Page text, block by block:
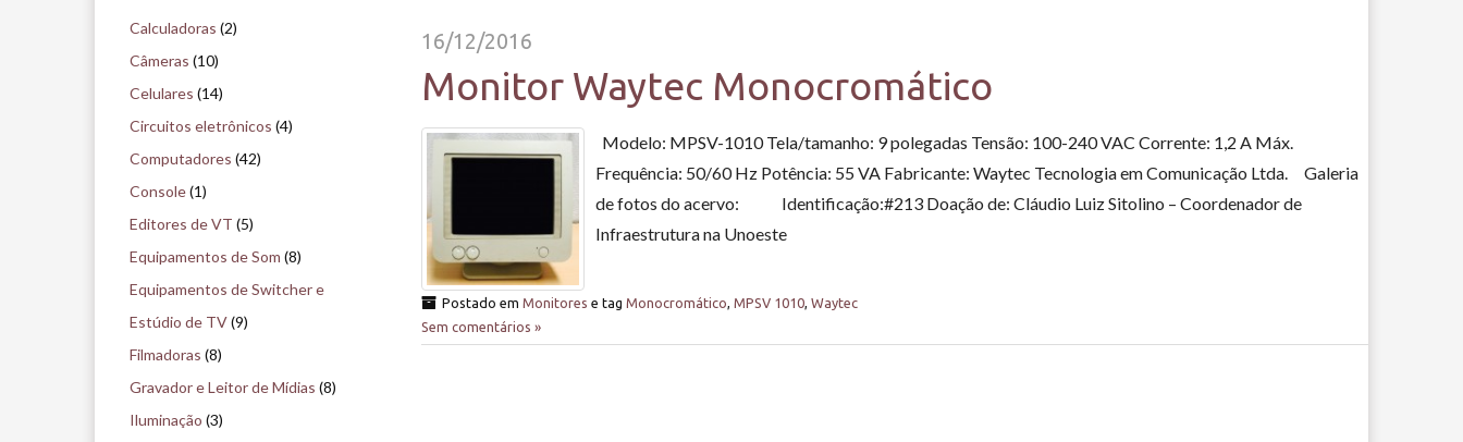
16/12/2016
Monitor Waytec Monocromático
Modelo: MPSV-1010 Tela/tamanho: 9 polegadas Tensão: 100-240 VAC Corrente: 1,2 A Máx.
Frequência: 50/60 Hz Potência: 55 VA Fabricante: Waytec Tecnologia em Comunicação Ltda. Galeria
de fotos do acervo: Identificação:#213 Doação de: Cláudio Luiz Sitolino – Coordenador de
Infraestrutura na Unoeste
Postado em Monitores e tag Monocromático, MPSV 1010, Waytec
Sem comentários »
Calculadoras (2)
Câmeras (10)
Celulares (14)
Circuitos eletrônicos (4)
Computadores (42)
Console(1)
Editores de VT (5)
Equipamentos de Som (8)
Equipamentos de Switcher e
Estúdio de TV(9)
Filmadoras (8)
Gravador e Leitor de Mídias (8)
Iluminação (3)